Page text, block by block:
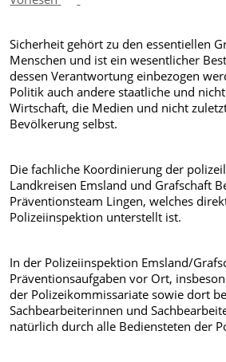
Sicherheit gehört zu den essentiellen
Menschen und ist ein wesentlicher
dessen Verantwortung einbezogen
Politik auch andere staatliche und
Wirtschaft, die Medien und nicht
Bevölkerung selbst.
Die fachliche Koordinierung der
Landkreisen Emsland und Grafschaft
Präventionsteam Lingen, welches
Polizeiinspektion unterstellt ist.
In der Polizeiinspektion Emsland/
Präventionsaufgaben vor Ort,
der Polizeikommissariate sowie dort
Sachbearbeiterinnen und
natürlich durch alle Bediensteten der